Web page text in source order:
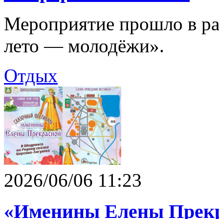
Мероприятие прошло в
лето — молодёжи».
Отдых
2026/06/06 11:23
«Именины Елены